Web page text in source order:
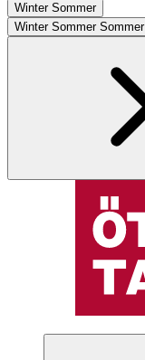
Winter Sommer
Winter Sommer Sommer